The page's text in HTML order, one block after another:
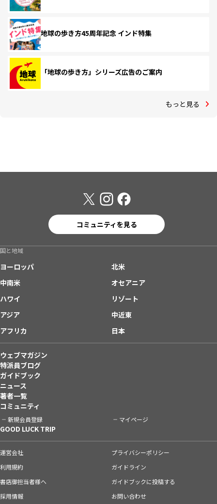
地球の歩き方45周年記念 インド特集
「地球の歩き方」シリーズ広告のご案内
もっと見る
コミュニティを見る
国と地域
ヨーロッパ
北米
中南米
オセアニア
ハワイ
リゾート
アジア
中近東
アフリカ
日本
ウェブマガジン
特派員ブログ
ガイドブック
ニュース
著者一覧
コミュニティ
新規会員登録 マイページ
GOOD LUCK TRIP
運営会社
プライバシーポリシー
利用規約
ガイドライン
書店御担当者様へ
ガイドブックに投稿する
採用情報
お問い合わせ